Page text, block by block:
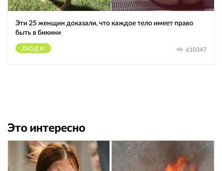
Эти 25 женщин доказали, что каждое тело имеет право
быть в бикини
ЛЮДИ 610347
Это интересно